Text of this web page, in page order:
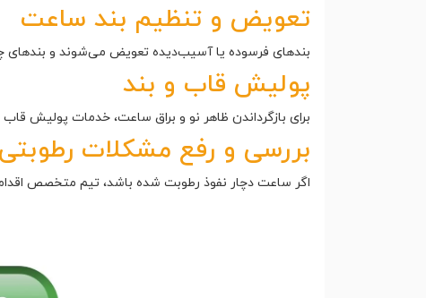
تعویض و تنظیم بند ساعت
بندهای فرسوده یا آسیب‌دیده تعویض می‌شوند و بندهای
پولیش قاب و بند
برای بازگرداندن ظاهر نو و براق ساعت، خدمات پولیش
بررسی و رفع مشکلات رطوبتی
اگر ساعت دچار نفوذ رطوبت شده باشد، تیم متخصص